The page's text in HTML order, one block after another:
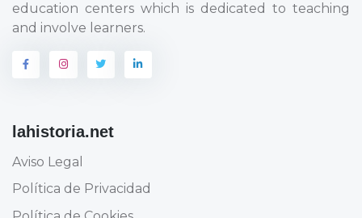
education centers which is dedicated to teaching
and involve learners.
lahistoria.net
Aviso Legal
Política de Privacidad